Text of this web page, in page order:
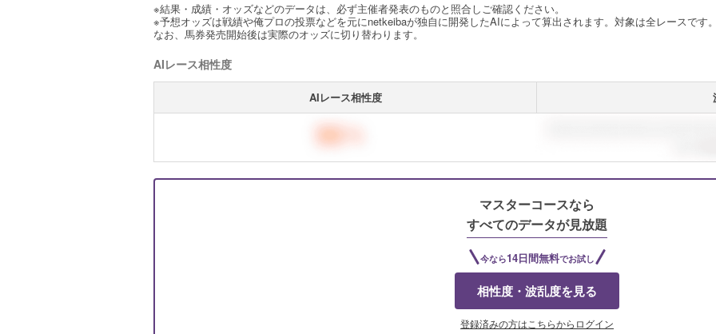
※結果・成績・オッズなどのデータは、必ず主催者発表のものと照合しご確認ください。
※予想オッズは戦績や俺プロの投票などを元にnetkeibaが独自に開発したAIによって算出されます。対象は全レースです
なお、馬券発売開始後は実際のオッズに切り替わります。
AIレース相性度
AIレース相性度
マスターコースなら
すべてのデータが見放題
今なら14日間無料でお試し
相性度・波乱度を見る
登録済みの方はこちらからログイン